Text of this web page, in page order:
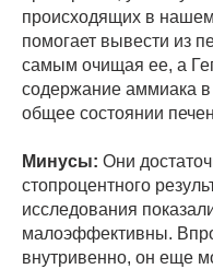
происходящих в
помогает вывести из
самым очищая ее, а
содержание аммиака
общее состоянии
Минусы: Они
стопроцентного
исследования
малоэффективны.
внутривенно, он еще